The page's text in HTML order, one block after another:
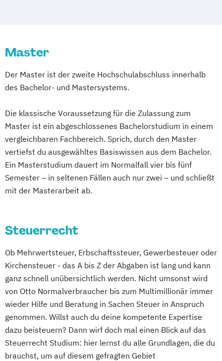
Master
Der Master ist der zweite Hochschulabschluss innerhalb
des Bachelor- und Mastersystems.
Die klassische Voraussetzung für die Zulassung zum
Master ist ein abgeschlossenes Bachelorstudium in einem
vergleichbaren Fachbereich. Sprich, durch den Master
vertiefst du ausgewähltes Basiswissen aus dem Bachelor.
Ein Masterstudium dauert im Normalfall vier bis fünf
Semester – in seltenen Fällen auch nur zwei – und schließt
mit der Masterarbeit ab.
Steuerrecht
Ob Mehrwertsteuer, Erbschaftssteuer, Gewerbesteuer oder
Kirchensteuer - das A bis Z der Abgaben ist lang und kann
ganz schnell unübersichtlich werden. Nicht umsonst wird
von Otto Normalverbraucher bis zum Multimillionär immer
wieder Hilfe und Beratung in Sachen Steuer in Anspruch
genommen. Willst auch du deine kompetente Expertise
dazu beisteuern? Dann wirf doch mal einen Blick auf das
Steuerrecht Studium: hier lernst du alle Grundlagen, die du
brauchst, um auf diesem gefragten Gebiet